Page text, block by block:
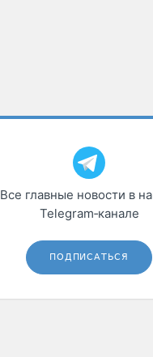
Все главные новости в
Telegram‑канале
ПОДПИСАТЬСЯ